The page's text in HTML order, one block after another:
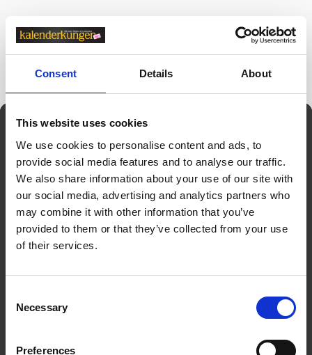
Consent Details About
This website uses cookies
We use cookies to personalise content and ads, to
provide social media features and to analyse our traffic.
We also share information about your use of our site with
our social media, advertising and analytics partners who
may combine it with other information that you’ve
provided to them or that they’ve collected from your use
of their services.
Selection
Necessary
Preferences
Nyhetsbrev
Genom att fylla i min mailadress bekräftar jag att jag vill ha
Kalenderkungens nyhetsbrev och godkänner att Kalenderkungen
behandlar mina personuppgifter för att kunna skicka
marknadsföringsmaterial som anpassats till mig enligt
Kalenderkungenspersonuppgiftspolicy.
Ditt namn
Din e-post